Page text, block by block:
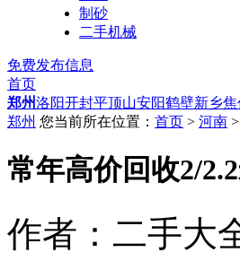
制砂
二手机械
免费发布信息
首页
郑州洛阳开封平顶山安阳鹤壁新乡焦
郑州 您当前所在位置： 首页 > 河南 >
常年高价回收2/
作者：二手大